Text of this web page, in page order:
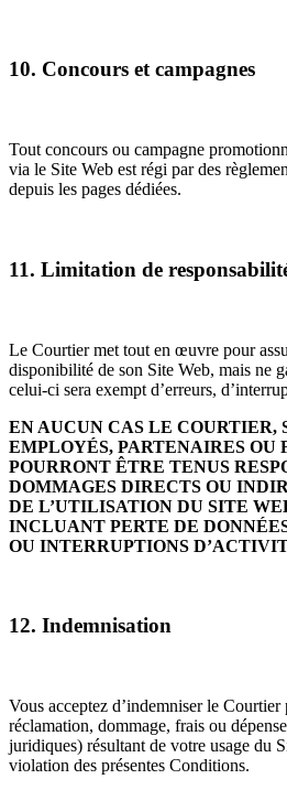
10. Concours et campagnes
Tout concours ou campagne
via le Site Web est régi par des
depuis les pages dédiées.
11. Limitation de
Le Courtier met tout en œuvre pour
disponibilité de son Site Web, mais ne
celui-ci sera exempt d’erreurs,
EN AUCUN CAS LE COURTIER,
EMPLOYÉS, PARTENAIRES OU
POURRONT ÊTRE TENUS
DOMMAGES DIRECTS OU
DE L’UTILISATION DU SITE
INCLUANT PERTE DE
OU INTERRUPTIONS
12. Indemnisation
Vous acceptez d’indemniser le Courtier
réclamation, dommage, frais ou
juridiques) résultant de votre usage du
violation des présentes Conditions.